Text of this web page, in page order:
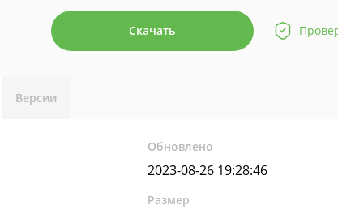
Скачать
Версии
Обновлено
2023-08-26 19:28:46
Размер